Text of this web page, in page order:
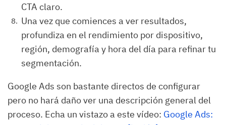
CTA claro.
Una vez que comiences a ver resultados,
profundiza en el rendimiento por dispositivo,
región, demografía y hora del día para refinar tu
segmentación.
Google Ads son bastante directos de configurar
pero no hará daño ver una descripción general del
proceso. Echa un vistazo a este vídeo: Google Ads: